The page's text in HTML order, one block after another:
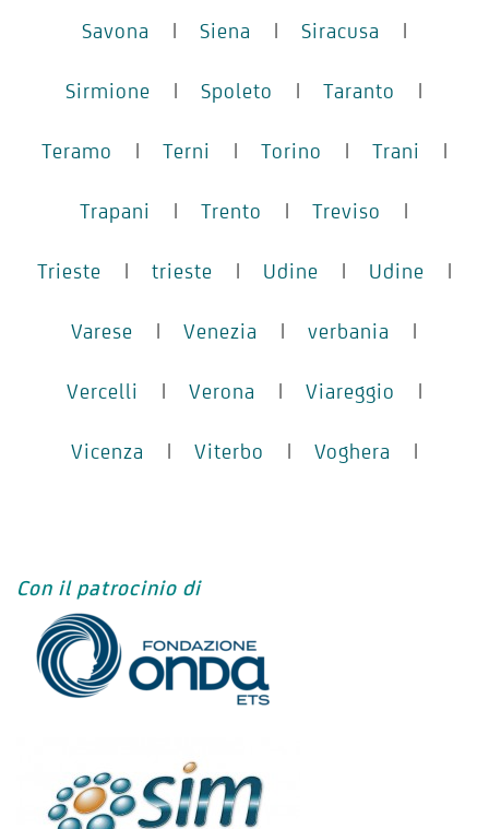
Savona | Siena | Siracusa |
Sirmione | Spoleto | Taranto |
Teramo | Terni | Torino | Trani |
Trapani | Trento | Treviso |
Trieste | trieste | Udine | Udine |
Varese | Venezia | verbania |
Vercelli | Verona | Viareggio |
Vicenza | Viterbo | Voghera |
Con il patrocinio di